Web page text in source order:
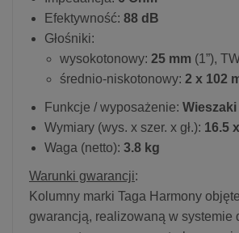
Efektywność: 88 dB
Głośniki:
wysokotonowy: 25 mm (1”),
średnio-niskotonowy: 2 x 102
Funkcje / wyposażenie:
Wymiary (wys. x szer. x gł.): 16.5
Waga (netto): 3.8 kg
Warunki gwarancji:
Kolumny marki Taga Harmony
gwarancją, realizowaną w systemie